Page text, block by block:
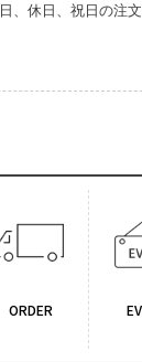
、休日、祝日の注
ORDER